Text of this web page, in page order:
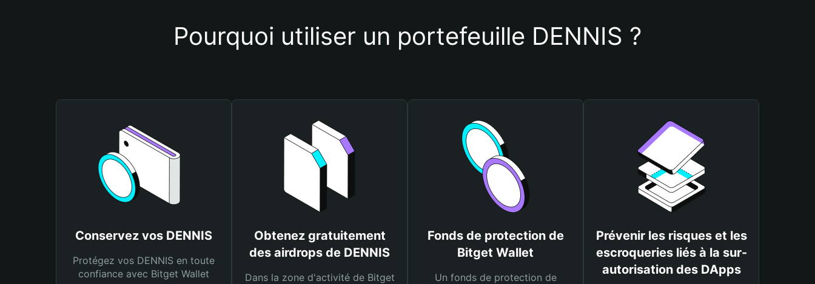
Pourquoi utiliser un portefeuille DENNIS ?
Conservez vos DENNIS
Protégez vos DENNIS en toute
confiance avec Bitget Wallet
Obtenez gratuitement
des airdrops de DENNIS
Dans la zone d'activité de Bitget
Fonds de protection de
Bitget Wallet
Un fonds de protection de
Prévenir les risques et les
escroqueries liés à la sur-
autorisation des DApps